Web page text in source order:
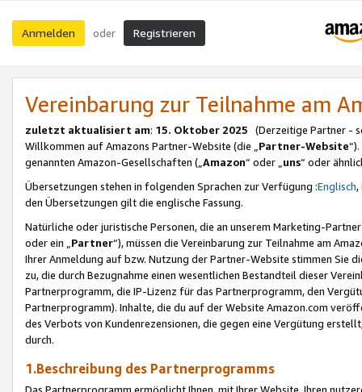
Anmelden oder Registrieren
Vereinbarung zur Teilnahme am
zuletzt aktualisiert am: 15. Oktober 2025 (Derzeitige Partner -
Willkommen auf Amazons Partner-Website (die „Partner-Website
genannten Amazon-Gesellschaften („Amazon“ oder „uns“ oder
Übersetzungen stehen in folgenden Sprachen zur Verfügung :Englisch,
den Übersetzungen gilt die englische Fassung.
Natürliche oder juristische Personen, die an unserem Marketing-
oder ein „Partner“), müssen die Vereinbarung zur Teilnahme am
Ihrer Anmeldung auf bzw. Nutzung der Partner-Website stimmen Sie
zu, die durch Bezugnahme einen wesentlichen Bestandteil dieser
Partnerprogramm, die IP-Lizenz für das Partnerprogramm, den
Partnerprogramm). Inhalte, die du auf der Website Amazon.com
des Verbots von Kundenrezensionen, die gegen eine Vergütung
durch.
1.Beschreibung des Partnerprogramms
Das Partnerprogramm ermöglicht Ihnen, mit Ihrer Website, Ihren